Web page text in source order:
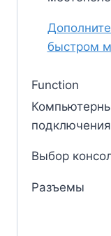
быстром
Function
подключения
Выбор
Разъемы